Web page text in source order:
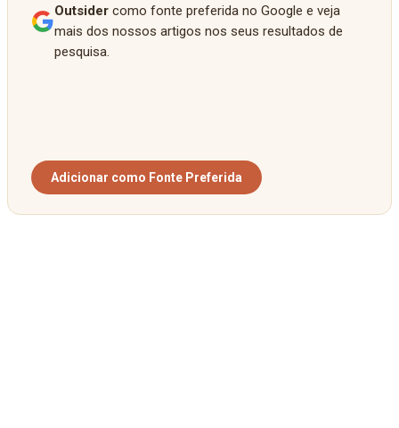
Outsider como fonte preferida no Google e veja
mais dos nossos artigos nos seus resultados de
pesquisa.
Adicionar como Fonte Preferida